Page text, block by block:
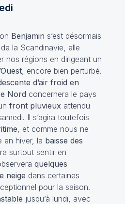
Benjamin s’est désormais
la Scandinavie, elle
nos régions en dirigeant un
, encore bien perturbé.
d’air froid en
Nord concernera le pays
front pluvieuxattendu
Il s’agira toutefois
, et comme nous ne
en hiver, la baisse des
surtout sentir en
quelques
neige dans certaines
pour la saison.
jusqu’à lundi, avec